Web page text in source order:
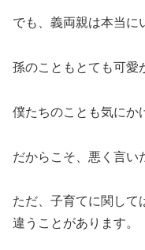
でも、義両親は本当に
孫のこともとても可愛
僕たちのことも気にか
だからこそ、悪く言い
ただ、子育てに関して
違うことがあります。